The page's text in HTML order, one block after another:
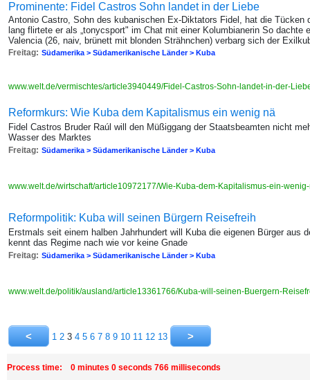
Prominente: Fidel Castros Sohn landet in der Liebe
Antonio Castro, Sohn des kubanischen Ex-Diktators Fidel, hat die Tücken
lang flirtete er als „tonycsport" im Chat mit einer Kolumbianerin So dachte
Valencia (26, naiv, brünett mit blonden Strähnchen) verbarg sich der
Freitag: Südamerika > Südamerikanische Länder > Kuba
www.welt.de/vermischtes/article3940449/Fidel-Castros-Sohn-landet-in-der-
Reformkurs: Wie Kuba dem Kapitalismus ein wenig nä
Fidel Castros Bruder Raúl will den Müßiggang der Staatsbeamten nicht
Wasser des Marktes
Freitag: Südamerika > Südamerikanische Länder > Kuba
www.welt.de/wirtschaft/article10972177/Wie-Kuba-dem-Kapitalismus-ein-
Reformpolitik: Kuba will seinen Bürgern Reisefreih
Erstmals seit einem halben Jahrhundert will Kuba die eigenen Bürger aus
kennt das Regime nach wie vor keine Gnade
Freitag: Südamerika > Südamerikanische Länder > Kuba
www.welt.de/politik/ausland/article13361766/Kuba-will-seinen-Buergern-
1 2 3 4 5 6 7 8 9 10 11 12 13
Process time: 0 minutes 0 seconds 766 milliseconds